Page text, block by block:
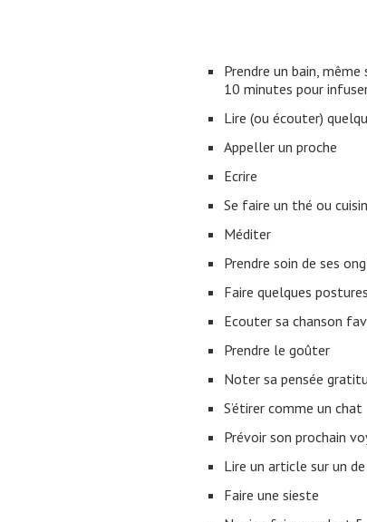
Prendre un bain,
10 minutes pour
Lire (ou écouter)
Appeller un proche
Ecrire
Se faire un thé ou
Méditer
Prendre soin de ses
Faire quelques
Ecouter sa chanson
Prendre le goûter
Noter sa pensée
S’étirer comme un chat
Prévoir son prochain
Lire un article sur un
Faire une sieste